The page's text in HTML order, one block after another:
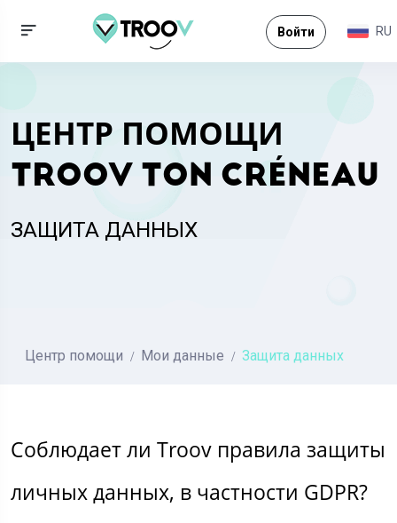
Войти RU
ЦЕНТР ПОМОЩИ
TROOV TON CRÉNEAU
ЗАЩИТА ДАННЫХ
Центр помощи Мои данные Защита данных
Соблюдает ли Troov правила защиты
личных данных, в частности GDPR?